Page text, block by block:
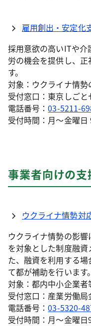
雇用創出・安定化
採用意欲の高いITや介
労の機会を提供し、
す。
対象：ウクライナ情
受付窓口：東京しごと
電話番号：03-5211-
受付時間：月～金曜日
事業者向けの支
ウクライナ情勢対
ウクライナ情勢の影
を対象とした制度融
た、融資を利用する
て都が補助を行います。
対象：都内中小企業者
受付窓口：産業労働
電話番号：03-5320-
受付時間：月～金曜日